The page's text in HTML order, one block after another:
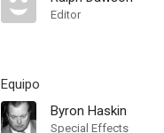
Editor
Equipo
Byron Haskin
Special Effects